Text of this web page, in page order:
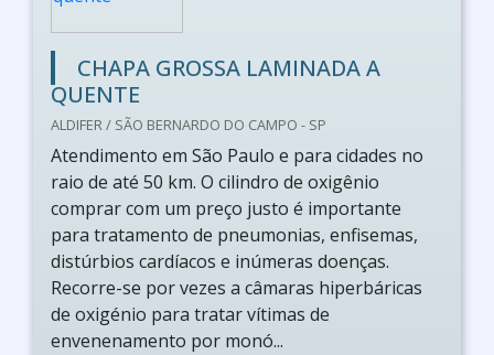
CHAPA GROSSA LAMINADA A
QUENTE
ALDIFER / SÃO BERNARDO DO CAMPO - SP
Atendimento em São Paulo e para cidades no
raio de até 50 km. O cilindro de oxigênio
comprar com um preço justo é importante
para tratamento de pneumonias, enfisemas,
distúrbios cardíacos e inúmeras doenças.
Recorre-se por vezes a câmaras hiperbáricas
de oxigénio para tratar vítimas de
envenenamento por monó...